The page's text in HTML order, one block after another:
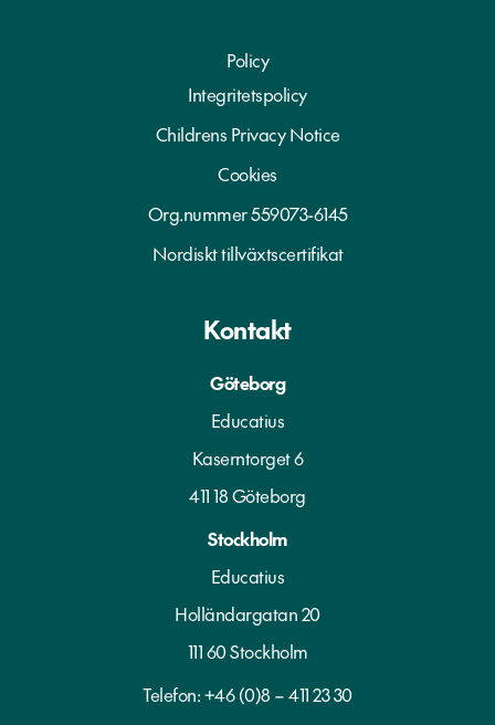
Policy
Integritetspolicy
Childrens Privacy Notice
Cookies
Org.nummer 559073-6145
Nordiskt tillväxtscertifikat
Kontakt
Göteborg
Educatius
Kaserntorget 6
411 18 Göteborg
Stockholm
Educatius
Holländargatan 20
111 60 Stockholm
Telefon:+46 (0)8 – 411 23 30